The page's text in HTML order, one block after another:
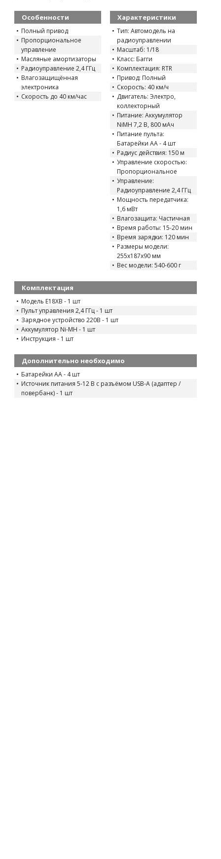
Особенности
Полный привод
Пропорциональное
управление
Масляные амортизаторы
Радиоуправление 2,4 ГГц
Влагозащищённая
электроника
Скорость до 40 км/час
Характеристики
Тип: Автомодель на
радиоуправлении
Масштаб: 1/18
Класс: Багги
Комплектация: RTR
Привод: Полный
Скорость: 40 км/ч
Двигатель: Электро,
коллекторный
Питание: Аккумулятор
NiMH 7,2 В, 800 мАч
Питание пульта:
Батарейки AA - 4 шт
Радиус действия: 150 м
Управление скоростью:
Пропорциональное
Управление:
Радиоуправление 2,4 ГГц
Мощность передатчика:
1,6 мВт
Влагозащита: Частичная
Время работы: 15-20 мин
Время зарядки: 120 мин
Размеры модели:
255x187x90 мм
Вес модели: 540-600 г
Комплектация
Модель E18XB - 1 шт
Пульт управления 2,4 ГГц - 1 шт
Зарядное устройство 220В - 1 шт
Аккумулятор Ni-MH - 1 шт
Инструкция - 1 шт
Дополнительно необходимо
Батарейки AA - 4 шт
Источник питания 5-12 В с разъёмом USB-A (адаптер /
повербанк) - 1 шт